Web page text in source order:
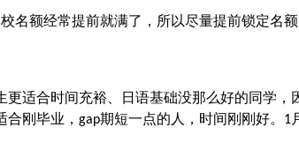
名额经常提前就满了， 所以尽量提前锁定名
更适合时间充裕、日语基础没那么好的同学
合刚毕业，gap期短一点的人，时间刚刚好。 1